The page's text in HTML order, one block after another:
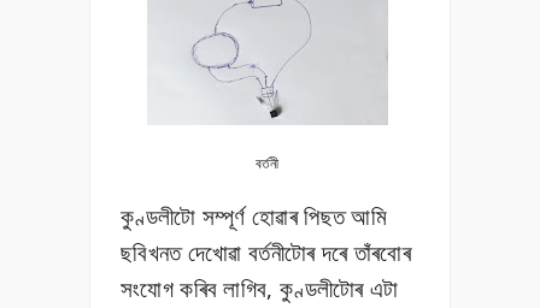
বৰ্তনী
কুণ্ডলীটো সম্পূৰ্ণ হোৱাৰ পিছত আমি
ছবিখনত দেখোৱা বৰ্তনীটোৰ দৰে তাঁৰবোৰ
সংযোগ কৰিব লাগিব, কুণ্ডলীটোৰ এটা